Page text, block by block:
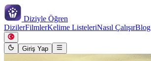
Diziyle Öğren
DizilerFilmlerKelime ListeleriNasıl ÇalışırBlog
Giriş Yap